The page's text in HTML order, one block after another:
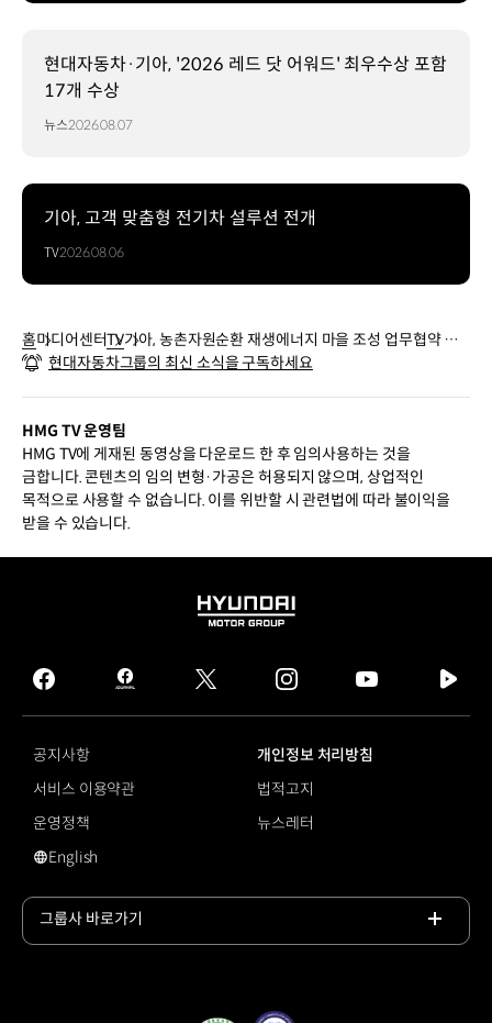
현대자동차·기아, '2026 레드 닷 어워드' 최우수상 포함
17개 수상
뉴스2026.08.07
기아, 고객 맞춤형 전기차 설루션 전개
TV2026.08.06
홈미디어센터TV기아, 농촌자원순환 재생에너지 마을 조성 업무협약 체
결
현대자동차그룹의 최신 소식을 구독하세요
HMG TV 운영팀
HMG TV에 게재된 동영상을 다운로드 한 후 임의사용하는 것을
금합니다. 콘텐츠의 임의 변형·가공은 허용되지 않으며, 상업적인
목적으로 사용할 수 없습니다. 이를 위반할 시 관련법에 따라 불이익을
받을 수 있습니다.
HYUNDAI
GROUP
facebook
hmg
journal
twitter instagram
tv
공지사항
개인정보 처리방침
서비스 이용약관
법적고지
운영정책
뉴스레터
영문 사이트로 이동
English
그룹사 바로가기